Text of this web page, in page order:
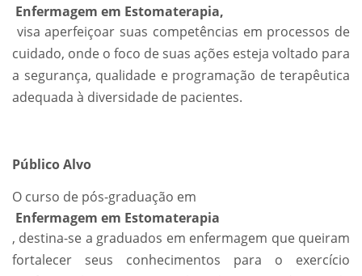
Enfermagem em Estomaterapia,
visa aperfeiçoar suas competências em processos de
cuidado, onde o foco de suas ações esteja voltado para
a segurança, qualidade e programação de terapêutica
adequada à diversidade de pacientes.
Público Alvo
O curso de pós-graduação em
Enfermagem em Estomaterapia
, destina-se a graduados em enfermagem que queiram
fortalecer seus conhecimentos para o exercício